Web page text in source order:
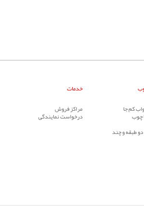
کم جا
چوب
طبقه و چند
خدمات
مراکز فروش
درخواست نمایندگی